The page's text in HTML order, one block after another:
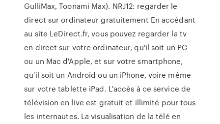
GulliMax, Toonami Max). NRJ12: regarder le
direct sur ordinateur gratuitement En accédant
au site LeDirect.fr, vous pouvez regarder la tv
en direct sur votre ordinateur, qu'il soit un PC
ou un Mac d'Apple, et sur votre smartphone,
qu'il soit un Android ou un iPhone, voire même
sur votre tablette iPad. L'accès à ce service de
télévision en live est gratuit et illimité pour tous
les internautes. La visualisation de la télé en